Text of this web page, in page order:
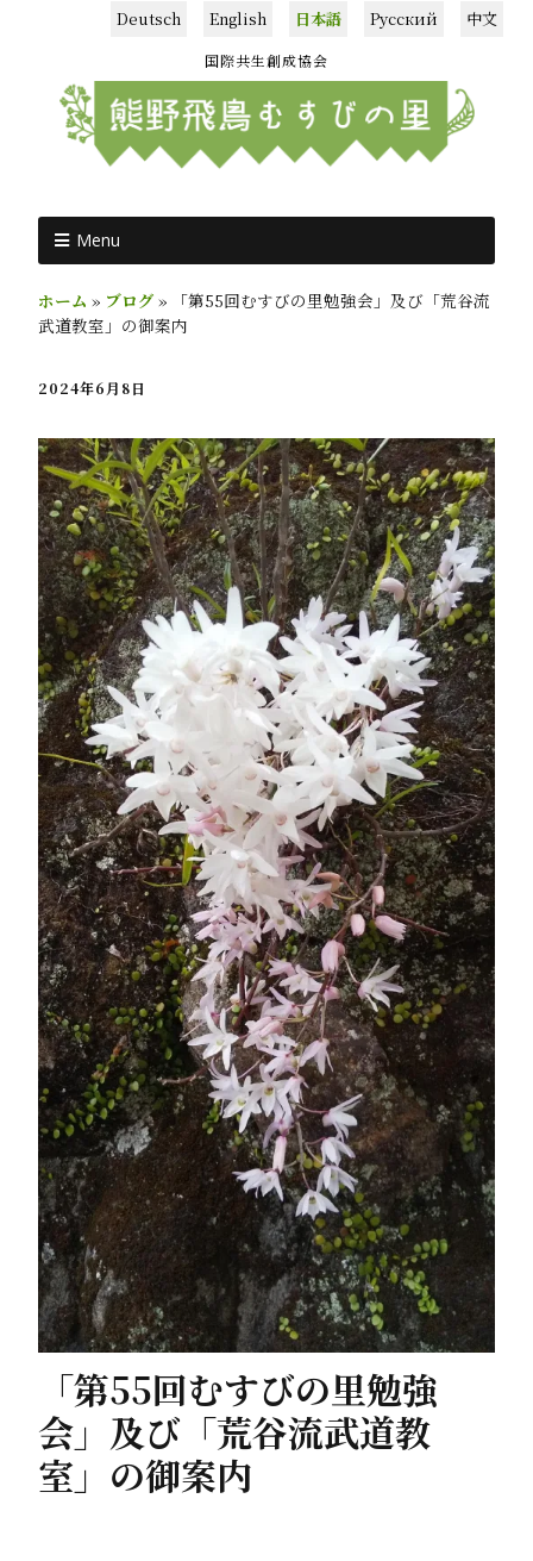
Deutsch English 日本語 Русский 中文
国際共生創成協会
Menu
ホーム » ブログ »
「第55回むすびの里勉強会」及び「荒谷流
武道教室」の御案内
2024年6月8日
「第55回むすびの里勉強
会」及び「荒谷流武道教
室」の御案内